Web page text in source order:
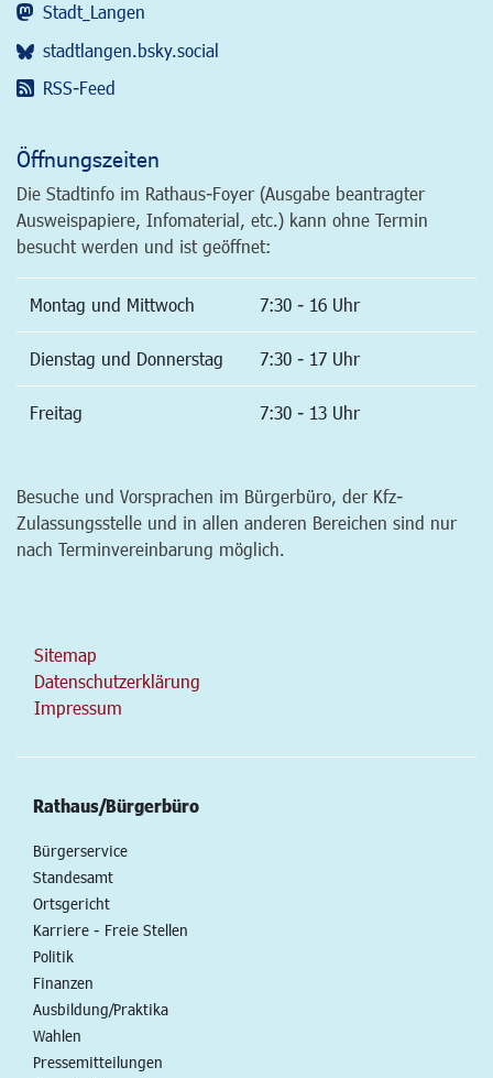
Stadt_Langen
stadtlangen.bsky.social
RSS-Feed
Öffnungszeiten
Die Stadtinfo im Rathaus-Foyer (Ausgabe beantragter
Ausweispapiere, Infomaterial, etc.) kann ohne Termin
besucht werden und ist geöffnet:
Montag und Mittwoch 7:30 - 16 Uhr
Dienstag und Donnerstag 7:30 - 17 Uhr
Freitag 7:30 - 13 Uhr
Besuche und Vorsprachen im Bürgerbüro, der Kfz-
Zulassungsstelle und in allen anderen Bereichen sind nur
nach Terminvereinbarung möglich.
Sitemap
Datenschutzerklärung
Impressum
Rathaus/Bürgerbüro
Bürgerservice
Standesamt
Ortsgericht
Karriere - Freie Stellen
Politik
Finanzen
Ausbildung/Praktika
Wahlen
Pressemitteilungen